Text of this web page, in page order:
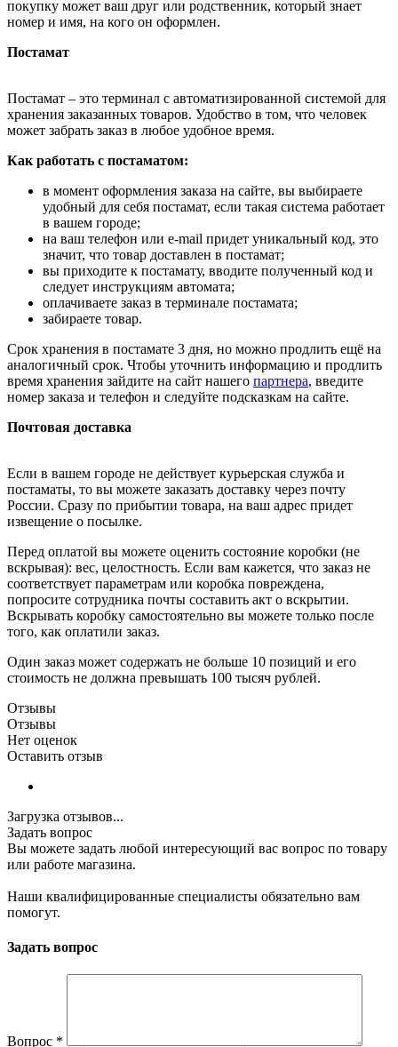
покупку может ваш друг или родственник, который знает
номер и имя, на кого он оформлен.
Постамат
Постамат – это терминал с автоматизированной системой для
хранения заказанных товаров. Удобство в том, что человек
может забрать заказ в любое удобное время.
Как работать с постаматом:
в момент оформления заказа на сайте, вы выбираете
удобный для себя постамат, если такая система работает
в вашем городе;
на ваш телефон или e-mail придет уникальный код, это
значит, что товар доставлен в постамат;
вы приходите к постамату, вводите полученный код и
следует инструкциям автомата;
оплачиваете заказ в терминале постамата;
забираете товар.
Срок хранения в постамате 3 дня, но можно продлить ещё на
аналогичный срок. Чтобы уточнить информацию и продлить
время хранения зайдите на сайт нашего партнера, введите
номер заказа и телефон и следуйте подсказкам на сайте.
Почтовая доставка
Если в вашем городе не действует курьерская служба и
постаматы, то вы можете заказать доставку через почту
России. Сразу по прибытии товара, на ваш адрес придет
извещение о посылке.
Перед оплатой вы можете оценить состояние коробки (не
вскрывая): вес, целостность. Если вам кажется, что заказ не
соответствует параметрам или коробка повреждена,
попросите сотрудника почты составить акт о вскрытии.
Вскрывать коробку самостоятельно вы можете только после
того, как оплатили заказ.
Один заказ может содержать не больше 10 позиций и его
стоимость не должна превышать 100 тысяч рублей.
Отзывы
Отзывы
Нет оценок
Оставить отзыв
Загрузка отзывов...
Задать вопрос
Вы можете задать любой интересующий вас вопрос по товару
или работе магазина.
Наши квалифицированные специалисты обязательно вам
помогут.
Задать вопрос
Вопрос *